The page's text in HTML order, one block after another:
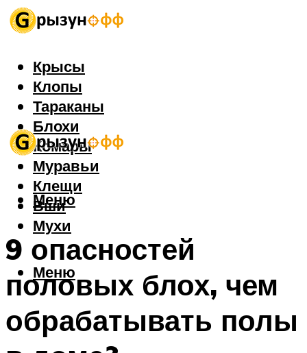
Крысы
Клопы
Тараканы
Блохи
Комары
Муравьи
Клещи
Вши
Мухи
Меню
Меню
9 опасностей
половых блох, чем
обрабатывать полы